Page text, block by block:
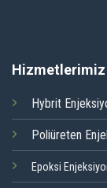
Hizmetlerimiz
Hybrit
Poliüreten
Epoksi